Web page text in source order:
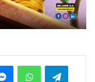
MessengerWhatsAppTelegram